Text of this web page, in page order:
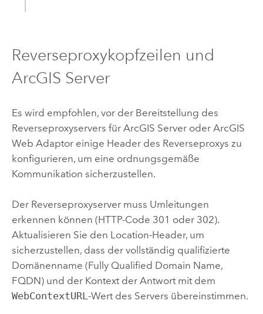
Reverseproxykopfzeilen und
ArcGIS Server
Es wird empfohlen, vor der Bereitstellung des
Reverseproxyservers für ArcGIS Serveroder ArcGIS
Web Adaptoreinige Header des Reverseproxys zu
konfigurieren, um eine ordnungsgemäße
Kommunikation sicherzustellen.
Der Reverseproxyserver muss Umleitungen
erkennen können (HTTP-Code 301 oder 302).
Aktualisieren Sie den Location-Header, um
sicherzustellen, dass der vollständig qualifizierte
Domänenname (Fully Qualified Domain Name,
FQDN) und der Kontext der Antwort mit dem
WebContextURL -Wert des Servers übereinstimmen.